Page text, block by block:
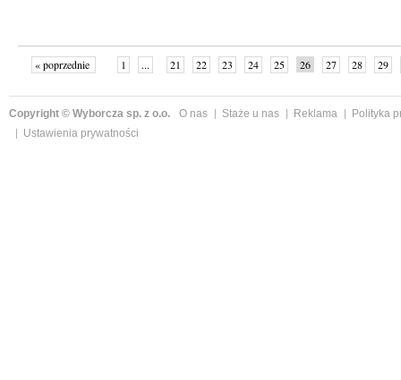
« poprzednie 1 ... 21 22 23 24 25 26 27 28
29
Copyright © Wyborcza sp. z o.o. O nas Staże u nas Reklama
Polityka
Ustawienia prywatności